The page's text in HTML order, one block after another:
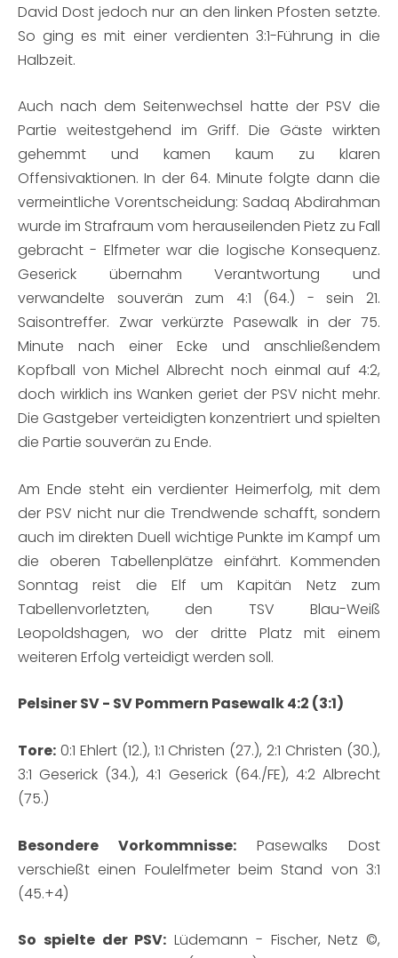
David Dost jedoch nur an den linken Pfosten setzte.
So ging es mit einer verdienten 3:1-Führung in die
Halbzeit.
Auch nach dem Seitenwechsel hatte der PSV die
Partie weitestgehend im Griff. Die Gäste wirkten
gehemmt und kamen kaum zu klaren
Offensivaktionen. In der 64. Minute folgte dann die
vermeintliche Vorentscheidung: Sadaq Abdirahman
wurde im Strafraum vom herauseilenden Pietz zu Fall
gebracht - Elfmeter war die logische Konsequenz.
Geserick übernahm Verantwortung und
verwandelte souverän zum 4:1 (64.) - sein 21.
Saisontreffer. Zwar verkürzte Pasewalk in der 75.
Minute nach einer Ecke und anschließendem
Kopfball von Michel Albrecht noch einmal auf 4:2,
doch wirklich ins Wanken geriet der PSV nicht mehr.
Die Gastgeber verteidigten konzentriert und spielten
die Partie souverän zu Ende.
Am Ende steht ein verdienter Heimerfolg, mit dem
der PSV nicht nur die Trendwende schafft, sondern
auch im direkten Duell wichtige Punkte im Kampf um
die oberen Tabellenplätze einfährt. Kommenden
Sonntag reist die Elf um Kapitän Netz zum
Tabellenvorletzten, den TSV Blau-Weiß
Leopoldshagen, wo der dritte Platz mit einem
weiteren Erfolg verteidigt werden soll.
Pelsiner SV - SV Pommern Pasewalk 4:2 (3:1)
Tore: 0:1 Ehlert (12.), 1:1 Christen (27.), 2:1 Christen (30.),
3:1 Geserick (34.), 4:1 Geserick (64./FE), 4:2 Albrecht
(75.)
Besondere Vorkommnisse: Pasewalks Dost
verschießt einen Foulelfmeter beim Stand von 3:1
(45.+4)
So spielte der PSV: Lüdemann - Fischer, Netz ©,